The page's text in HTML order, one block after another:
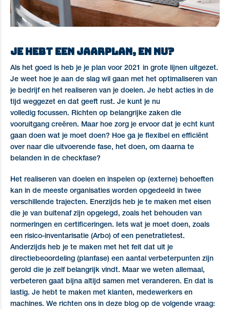
Je hebt een jaarplan, en nu?
Als het goed is heb je je plan voor 2021 in grote lijnen uitgezet.
Je weet hoe je aan de slag wil gaan met het optimaliseren van
je bedrijf en het realiseren van je doelen. Je hebt acties in de
tijd weggezet en dat geeft rust. Je kunt je nu
volledig focussen. Richten op belangrijke zaken die
vooruitgang creëren. Maar hoe zorg je ervoor dat je echt kunt
gaan doen wat je moet doen? Hoe ga je flexibel en efficiënt
over naar die uitvoerende fase, het doen, om daarna te
belanden in de checkfase?
Het realiseren van doelen en inspelen op (externe) behoeften
kan in de meeste organisaties worden opgedeeld in twee
verschillende trajecten. Enerzijds heb je te maken met eisen
die je van buitenaf zijn opgelegd, zoals het behouden van
normeringen en certificeringen. Iets wat je moet doen, zoals
een risico-inventarisatie (Arbo) of een penetratietest.
Anderzijds heb je te maken met het feit dat uit je
directiebeoordeling (planfase) een aantal verbeterpunten zijn
gerold die je zelf belangrijk vindt. Maar we weten allemaal,
verbeteren gaat bijna altijd samen met veranderen. En dat is
lastig. Je hebt te maken met klanten, medewerkers en
machines. We richten ons in deze blog op de volgende vraag: